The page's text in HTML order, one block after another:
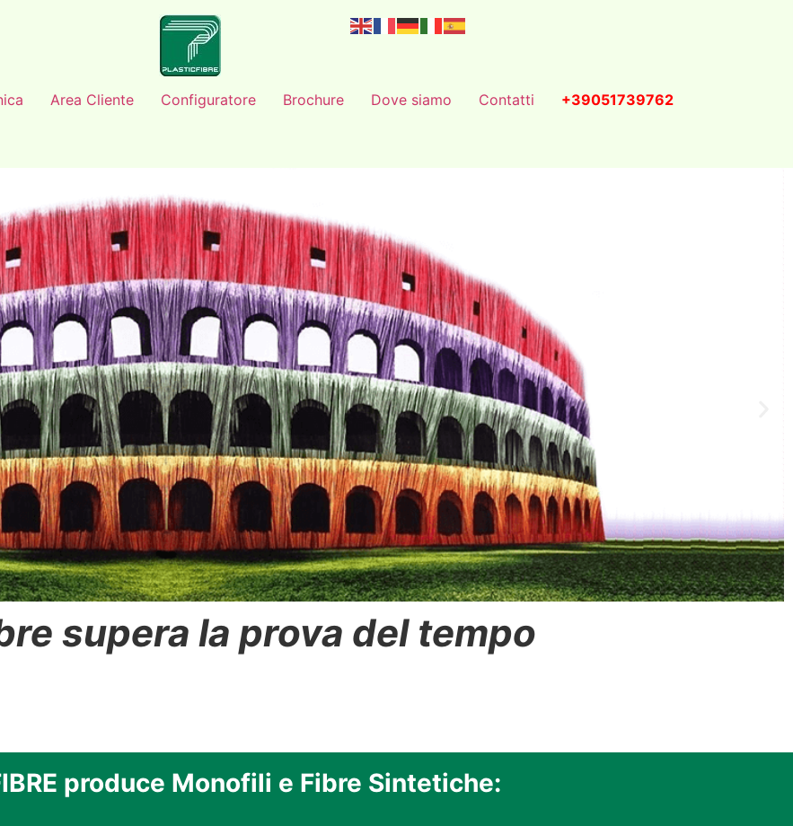
Area Cliente Configuratore Brochure Dove siamo Contatti
+39051739762
supera la prova del tempo
produce Monofili e Fibre Sintetiche: